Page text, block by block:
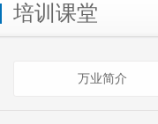
培训课堂
万业简介